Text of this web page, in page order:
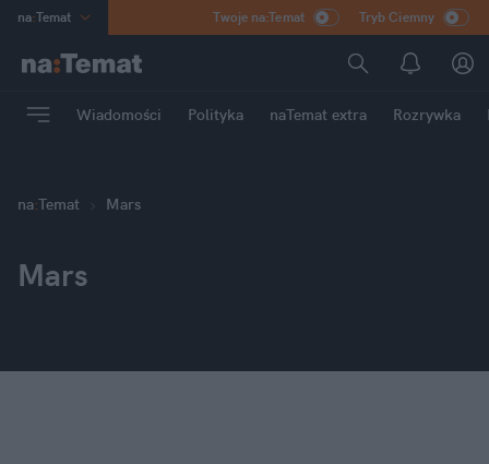
na:Temat
Poland
mama
Rozrywka
Twoje na:Temat Tryb Ciemny
Wiadomości Polityka naTemat extra Rozrywka
na:Temat Mars
Mars